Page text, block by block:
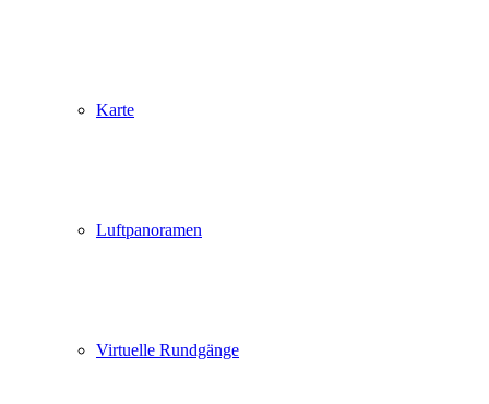
Karte
Luftpanoramen
Virtuelle Rundgänge